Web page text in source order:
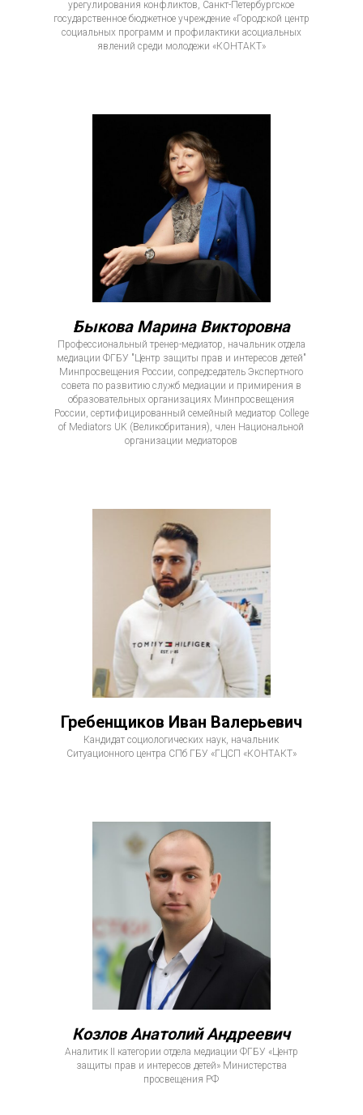
урегулирования конфликтов, Санкт-Петербургское
государственное бюджетное учреждение «Городской центр
социальных программ и профилактики асоциальных
явлений среди молодежи «КОНТАКТ»
Быкова Марина Викторовна
Профессиональный тренер-медиатор, начальник отдела
медиации ФГБУ "Центр защиты прав и интересов детей"
Минпросвещения России, сопредседатель Экспертного
совета по развитию служб медиации и примирения в
образовательных организациях Минпросвещения
России, сертифицированный семейный медиатор College
of Mediators UK (Великобритания), член Национальной
организации медиаторов
Гребенщиков Иван Валерьевич
Кандидат социологических наук, начальник
Ситуационного центра СПб ГБУ «ГЦСП «КОНТАКТ»
Козлов Анатолий Андреевич
Аналитик II категории отдела медиации ФГБУ «Центр
защиты прав и интересов детей» Министерства
просвещения РФ